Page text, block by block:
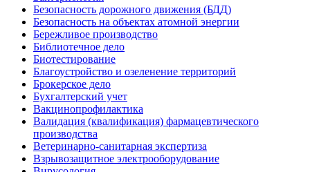
Безопасность дорожного движения (БДД)
Безопасность на объектах атомной энергии
Бережливое производство
Библиотечное дело
Биотестирование
Благоустройство и озеленение территорий
Брокерское дело
Бухгалтерский учет
Вакцинопрофилактика
Валидация (квалификация) фармацевтического
производства
Ветеринарно-санитарная экспертиза
Взрывозащитное электрооборудование